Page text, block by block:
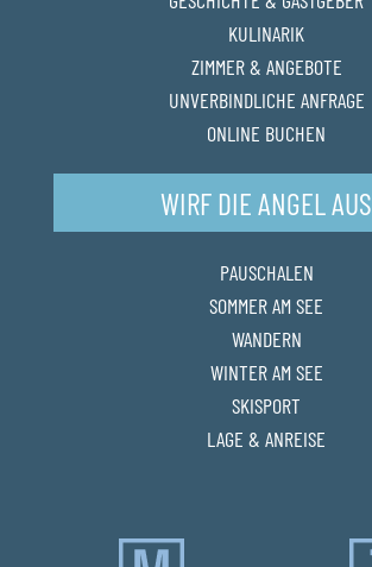
KULINARIK
ZIMMER & ANGEBOTE
UNVERBINDLICHE ANFRAGE
ONLINE BUCHEN
WIRF DIE ANGEL AUS
PAUSCHALEN
SOMMER AM SEE
WANDERN
WINTER AM SEE
SKISPORT
LAGE & ANREISE